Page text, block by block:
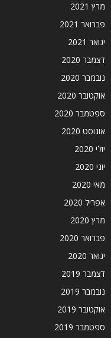
מרץ 2021
פברואר 2021
ינואר 2021
דצמבר 2020
נובמבר 2020
אוקטובר 2020
ספטמבר 2020
אוגוסט 2020
יולי 2020
יוני 2020
מאי 2020
אפריל 2020
מרץ 2020
פברואר 2020
ינואר 2020
דצמבר 2019
נובמבר 2019
אוקטובר 2019
ספטמבר 2019